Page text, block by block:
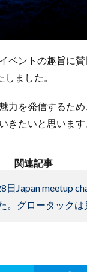
ベントの趣旨に
ました。
力を発信するた
きたいと思います
関連記事
日Japan meetup
。グロータックは